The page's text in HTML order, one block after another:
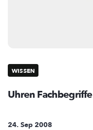
WISSEN
Uhren Fachbegriffe
24. Sep 2008